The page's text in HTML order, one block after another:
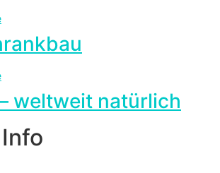
weltweit natürlich